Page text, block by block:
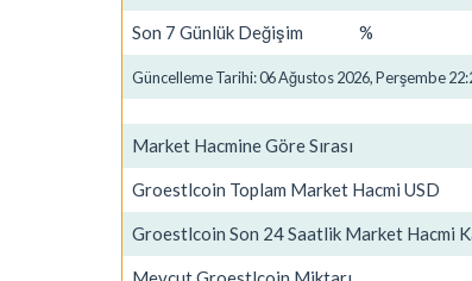
Son 7 Günlük Değişim %
Güncelleme Tarihi: 06 Ağustos 2026, Perşembe
Market Hacmine Göre Sırası
Groestlcoin Toplam Market Hacmi USD
Groestlcoin Son 24 Saatlik Market Hacmi